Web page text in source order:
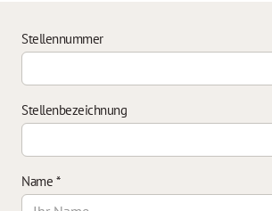
Stellennummer
Stellenbezeichnung
Name *